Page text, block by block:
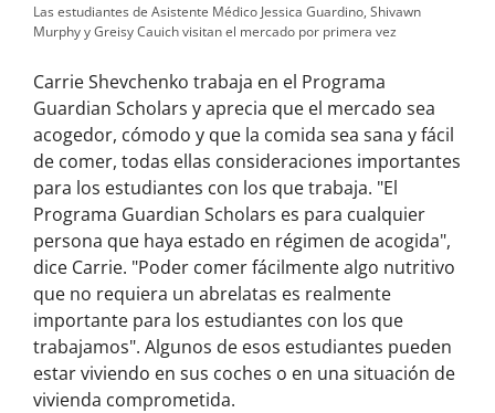
Las estudiantes de Asistente Médico Jessica Guardino, Shivawn
Murphy y Greisy Cauich visitan el mercado por primera vez
Carrie Shevchenko trabaja en el Programa
Guardian Scholars y aprecia que el mercado sea
acogedor, cómodo y que la comida sea sana y fácil
de comer, todas ellas consideraciones importantes
para los estudiantes con los que trabaja. "El
Programa Guardian Scholars es para cualquier
persona que haya estado en régimen de acogida",
dice Carrie. "Poder comer fácilmente algo nutritivo
que no requiera un abrelatas es realmente
importante para los estudiantes con los que
trabajamos". Algunos de esos estudiantes pueden
estar viviendo en sus coches o en una situación de
vivienda comprometida.